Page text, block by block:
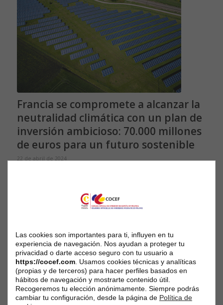
Francia se compromete a alcanzar la
neutralidad climática con un plan de
inversión ambicioso: 70.000 millones
de euros para un futuro sostenible
22 de abril de 2024
Las cookies son importantes para ti, influyen en tu
experiencia de navegación. Nos ayudan a proteger tu
privacidad o darte acceso seguro con tu usuario a
https://cocef.com . Usamos cookies técnicas y analíticas
(propias y de terceros) para hacer perfiles basados en
hábitos de navegación y mostrarte contenido útil.
Recogeremos tu elección anónimamente. Siempre podrás
cambiar tu configuración, desde la página de Política de